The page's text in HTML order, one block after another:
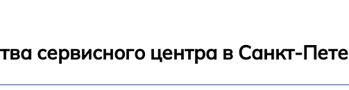
сервисного центра в Санкт-